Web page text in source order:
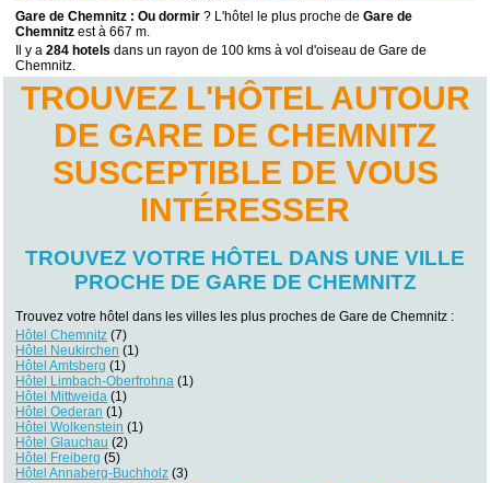
Gare de Chemnitz : Ou dormir ? L'hôtel le plus proche deGare de
Chemnitz est à 667 m.
Il y a284 hotels dans un rayon de 100 kms à vol d'oiseau de Gare de
Chemnitz.
TROUVEZ L'HÔTEL AUTOUR
DE GARE DE CHEMNITZ
SUSCEPTIBLE DE VOUS
INTÉRESSER
TROUVEZ VOTRE HÔTEL DANS UNE VILLE
PROCHE DE GARE DE CHEMNITZ
Trouvez votre hôtel dans les villes les plus proches de Gare de Chemnitz :
Hôtel Chemnitz (7)
Hôtel Neukirchen (1)
Hôtel Amtsberg (1)
Hôtel Limbach-Oberfrohna (1)
Hôtel Mittweida (1)
Hôtel Oederan (1)
Hôtel Wolkenstein (1)
Hôtel Glauchau (2)
Hôtel Freiberg (5)
Hôtel Annaberg-Buchholz (3)